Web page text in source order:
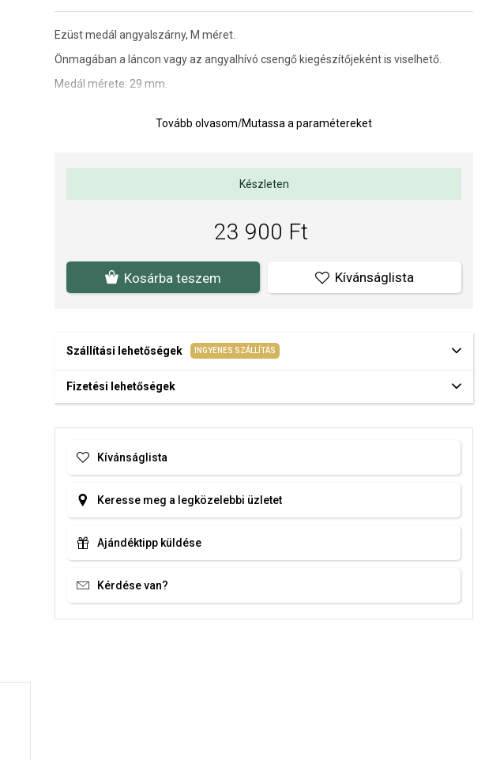
Ezüst medál angyalszárny, M méret.
Önmagában a láncon vagy az angyalhívó csengő kiegészítőjeként is viselhető.
Medál mérete: 29 mm.
A SOFIA az ENGELSRUFER hivatalos forgalmazója. Biztos lehet benne, hogy eredeti
Tovább olvasom/Mutassa a paramétereket
Készleten
23 900 Ft
Kosárba teszem Kívánságlista
Szállítási lehetőségek INGYENES SZÁLLÍTÁS
Fizetési lehetőségek
Kívánságlista
Keresse meg a legközelebbi üzletet
Ajándéktipp küldése
Kérdése van?